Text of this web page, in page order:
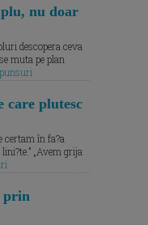
nu doar
descopera ceva
muta pe plan
care plutesc
certam în fa?a
„Avem grija
prin